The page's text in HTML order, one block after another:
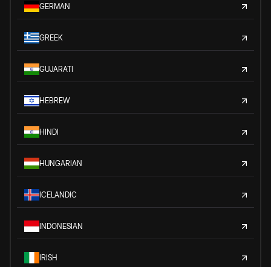
GERMAN
GREEK
GUJARATI
HEBREW
HINDI
HUNGARIAN
ICELANDIC
INDONESIAN
IRISH